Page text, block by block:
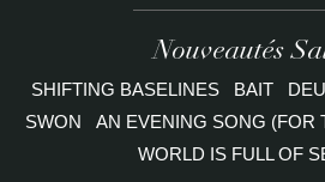
Nouveautés
SHIFTING BASELINES BAIT
SWON
AN EVENING SONG (FOR
WORLD IS FULL OF